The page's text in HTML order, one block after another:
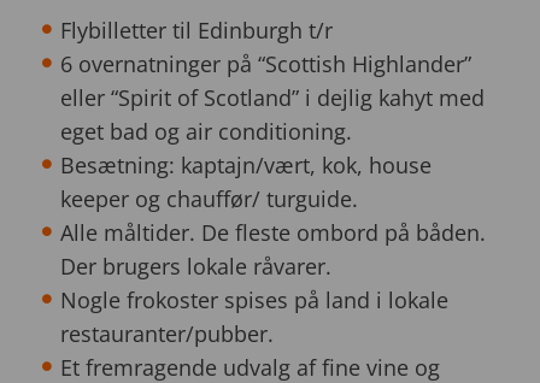
Flybilletter til Edinburgh t/r
6 overnatninger på “Scottish Highlander”
eller “Spirit of Scotland” i dejlig kahyt med
eget bad og air conditioning.
Besætning: kaptajn/vært, kok, house
keeper og chauffør/ turguide.
Alle måltider. De fleste ombord på båden.
Der brugers lokale råvarer.
Nogle frokoster spises på land i lokale
restauranter/pubber.
Et fremragende udvalg af fine vine og